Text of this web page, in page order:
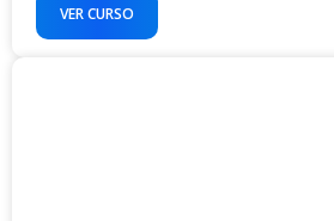
VER CURSO